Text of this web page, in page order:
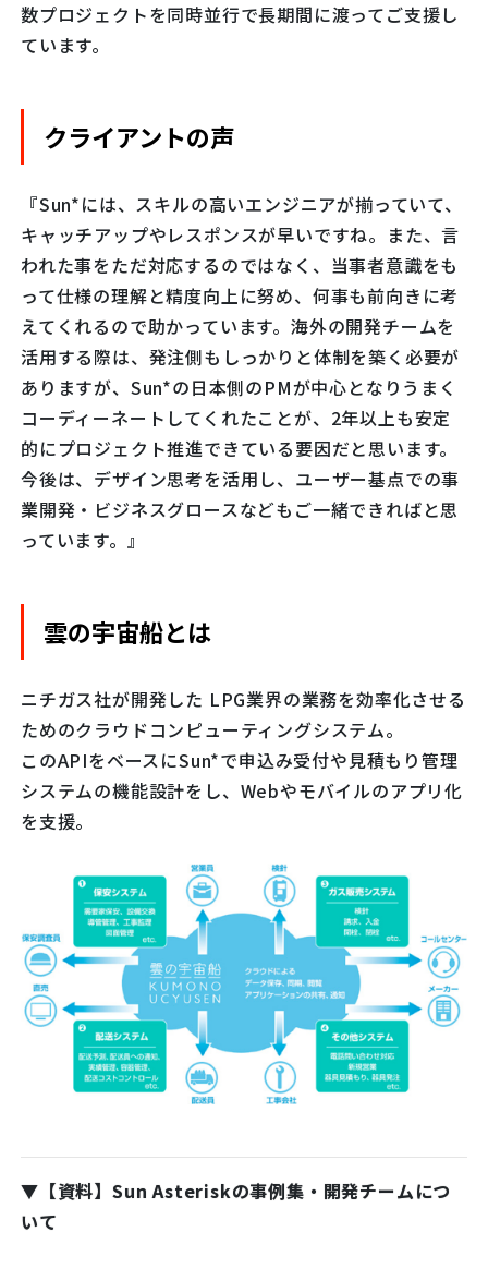
数プロジェクトを同時並行で長期間に渡ってご支援し
ています。
クライアントの声
『Sun*には、スキルの高いエンジニアが揃っていて、
キャッチアップやレスポンスが早いですね。また、言
われた事をただ対応するのではなく、当事者意識をも
って仕様の理解と精度向上に努め、何事も前向きに考
えてくれるので助かっています。海外の開発チームを
活用する際は、発注側もしっかりと体制を築く必要が
ありますが、Sun*の日本側のPMが中心となりうまく
コーディーネートしてくれたことが、2年以上も安定
的にプロジェクト推進できている要因だと思います。
今後は、デザイン思考を活用し、ユーザー基点での事
業開発・ビジネスグロースなどもご一緒できればと思
っています。』
雲の宇宙船とは
ニチガス社が開発した LPG業界の業務を効率化させる
ためのクラウドコンピューティングシステム。
このAPIをベースにSun*で申込み受付や見積もり管理
システムの機能設計をし、Webやモバイルのアプリ化
を支援。
▼【資料】Sun Asteriskの事例集・開発チームにつ
いて